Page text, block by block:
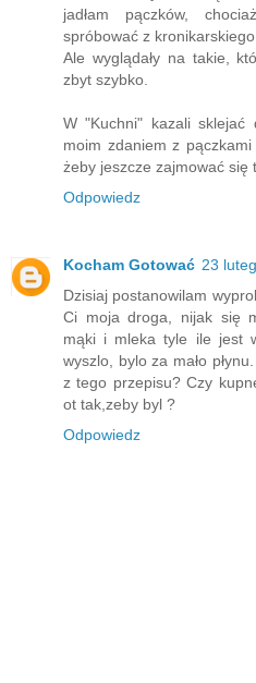
jadłam pączków,
spróbować z kronikarskiego
Ale wyglądały na takie,
zbyt szybko.
W "Kuchni" kazali
moim zdaniem z
żeby jeszcze zajmować się
Odpowiedz
Kocham Gotować 23
Dzisiaj postanowilam
Ci moja droga, nijak się
mąki i mleka tyle ile jest
wyszlo, bylo za mało
z tego przepisu? Czy
ot tak,zeby byl ?
Odpowiedz